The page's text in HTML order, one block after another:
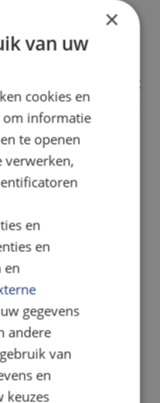
vispluis, kleine
en
en
Maar let op:
maar gewoon bij
van
Tour ook
toolkit
×
van uw
cookies en
om informatie
te openen
verwerken,
en
en
en
gegevens
andere
van
en
keuzes